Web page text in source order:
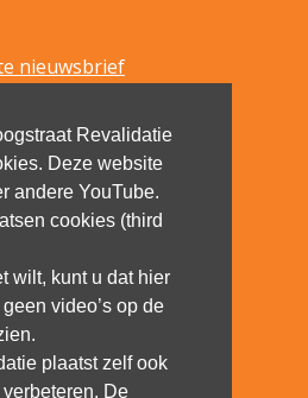
Revalidatie
Deze website
andere YouTube.
cookies (third
wilt, kunt u dat hier
video’s op de
plaatst zelf ook
De
nieuwsbrief